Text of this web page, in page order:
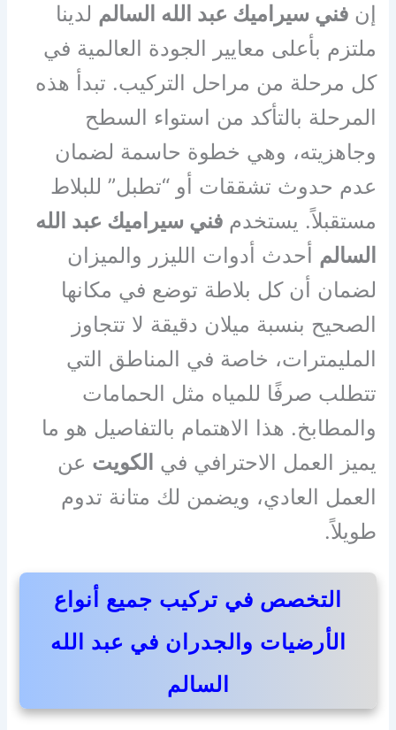
إنفني سيراميك عبد الله السالم لدينا
ملتزم بأعلى معايير الجودة العالمية في
كل مرحلة من مراحل التركيب. تبدأ هذه
المرحلة بالتأكد من استواء السطح
وجاهزيته، وهي خطوة حاسمة لضمان
عدم حدوث تشققات أو “تطبل” للبلاط
مستقبلاً. يستخدمفني سيراميك عبد الله
السالم أحدث أدوات الليزر والميزان
لضمان أن كل بلاطة توضع في مكانها
الصحيح بنسبة ميلان دقيقة لا تتجاوز
المليمترات، خاصة في المناطق التي
تتطلب صرفًا للمياه مثل الحمامات
والمطابخ. هذا الاهتمام بالتفاصيل هو ما
يميز العمل الاحترافي في الكويت عن
العمل العادي، ويضمن لك متانة تدوم
طويلاً.
التخصص في تركيب جميع أنواع
الأرضيات والجدران في عبد الله
السالم